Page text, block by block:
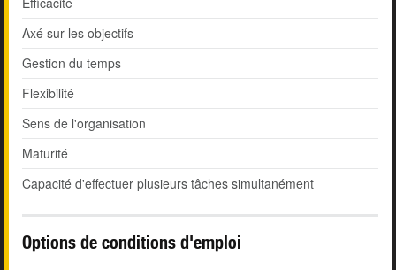
Axé sur les objectifs
Gestion du temps
Flexibilité
Sens de l'organisation
Maturité
Capacité d'effectuer plusieurs tâches simultanément
Options de conditions d'emploi